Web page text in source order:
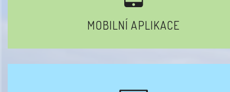
MOBILNÍ APLIKACE